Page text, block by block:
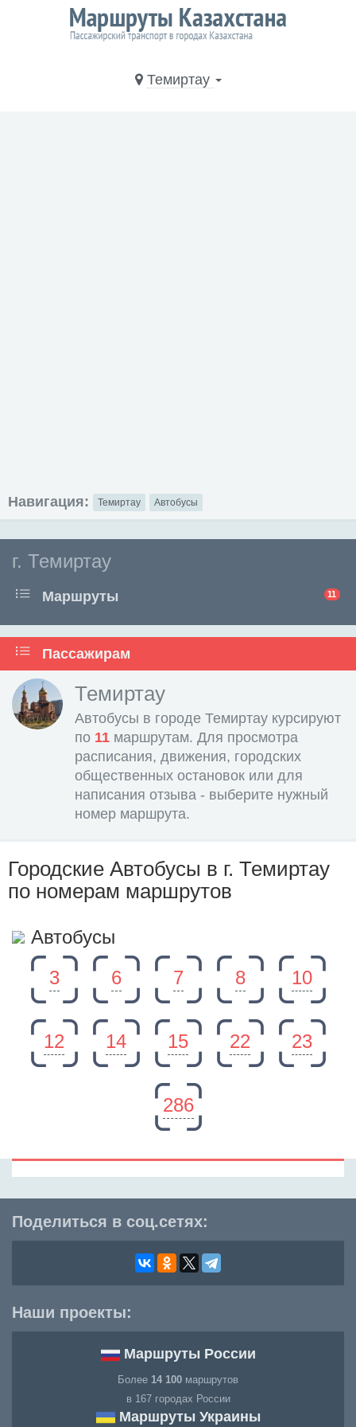
Темиртау
Навигация: Темиртау Автобусы
г. Темиртау
11
Маршруты
Пассажирам
Темиртау
Автобусы в городе Темиртау курсируют
по 11 маршрутам. Для просмотра
расписания, движения, городских
общественных остановок или для
написания отзыва - выберите нужный
номер маршрута.
Городские Автобусы в г. Темиртау
по номерам маршрутов
Автобусы
3
6 7 8 10
12 14 15 22 23
286
Поделиться в соц.сетях:
Наши проекты:
Маршруты России
Более 14 100 маршрутов
в 167 городах России
Маршруты Украины